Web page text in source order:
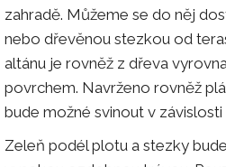
zahradě. Můžeme se do něj
nebo dřevěnou stezkou od
altánu je rovněž z dřeva
povrchem. Navrženo rovněž
bude možné svinout v
Zeleň podél plotu a stezky